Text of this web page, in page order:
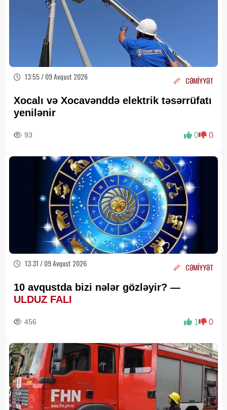
13:55 / 09 Avqust 2026 CƏMİYYƏT
Xocalı və Xocavənddə elektrik təsərrüfatı
yenilənir
93 0 0
13:31 / 09 Avqust 2026 CƏMİYYƏT
10 avqustda bizi nələr gözləyir? —
ULDUZ FALI
456 1 0